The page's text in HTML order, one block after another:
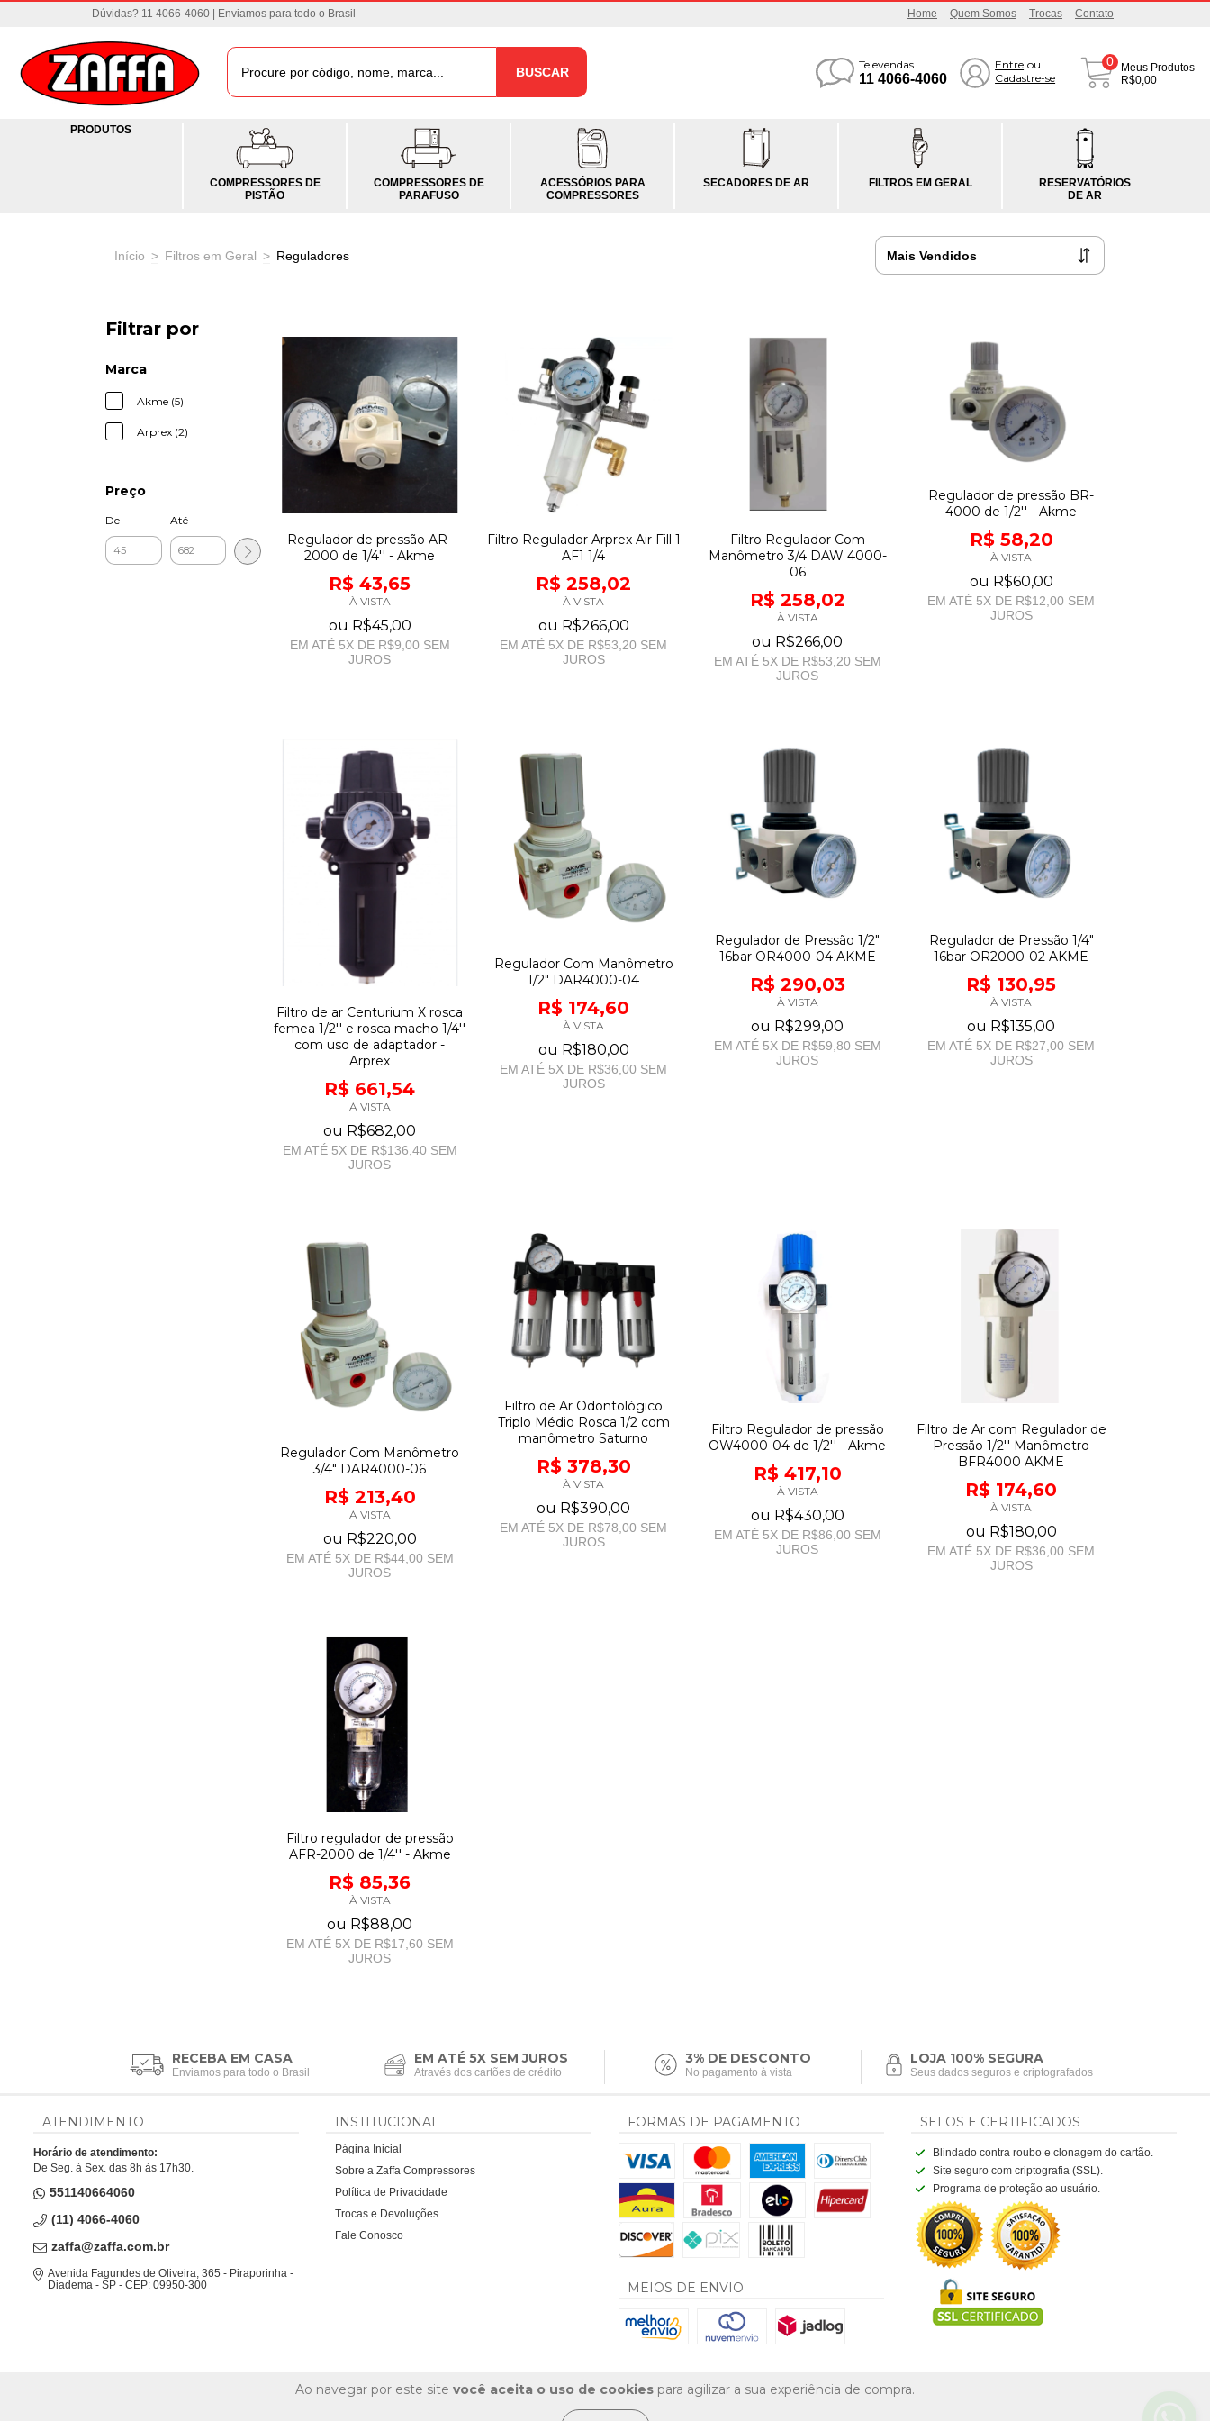
Dúvidas? 11 4066-4060 | Enviamos para todo o Brasil Home Quem Somos Trocas Contato
BUSCAR
Televendas
11 4066-4060
Entre ou
Cadastre-se
0
Meus Produtos
R$0,00
PRODUTOS
COMPRESSORES DE
PISTÃO
COMPRESSORES DE
PARAFUSO
ACESSÓRIOS PARA
COMPRESSORES
SECADORES DE AR FILTROS EM GERAL
RESERVATÓRIOS
DE AR
Ao navegar por este site você aceita o uso de cookies para agilizar a sua experiência de compra.
Início > Filtros em Geral > Reguladores
Filtrar por
Marca
Akme (5)
Arprex (2)
Preço
De Até
Regulador de pressão AR-
2000 de 1/4'' - Akme
R$ 43,65
À VISTA
ou R$45,00
EM ATÉ 5X DE R$9,00 SEM
JUROS
Filtro Regulador Arprex Air Fill 1
AF1 1/4
R$ 258,02
À VISTA
ou R$266,00
EM ATÉ 5X DE R$53,20 SEM
JUROS
Filtro Regulador Com
Manômetro 3/4 DAW 4000-
06
R$ 258,02
À VISTA
ou R$266,00
EM ATÉ 5X DE R$53,20 SEM
JUROS
Regulador de pressão BR-
4000 de 1/2'' - Akme
R$ 58,20
À VISTA
ou R$60,00
EM ATÉ 5X DE R$12,00 SEM
JUROS
Filtro de ar Centurium X rosca
femea 1/2'' e rosca macho 1/4''
com uso de adaptador -
Arprex
R$ 661,54
À VISTA
ou R$682,00
EM ATÉ 5X DE R$136,40 SEM
JUROS
Regulador Com Manômetro
1/2" DAR4000-04
R$ 174,60
À VISTA
ou R$180,00
EM ATÉ 5X DE R$36,00 SEM
JUROS
Regulador de Pressão 1/2"
16bar OR4000-04 AKME
R$ 290,03
À VISTA
ou R$299,00
EM ATÉ 5X DE R$59,80 SEM
JUROS
Regulador de Pressão 1/4"
16bar OR2000-02 AKME
R$ 130,95
À VISTA
ou R$135,00
EM ATÉ 5X DE R$27,00 SEM
JUROS
Regulador Com Manômetro
3/4" DAR4000-06
R$ 213,40
À VISTA
ou R$220,00
EM ATÉ 5X DE R$44,00 SEM
JUROS
Filtro de Ar Odontológico
Triplo Médio Rosca 1/2 com
manômetro Saturno
R$ 378,30
À VISTA
ou R$390,00
EM ATÉ 5X DE R$78,00 SEM
JUROS
Filtro Regulador de pressão
OW4000-04 de 1/2'' - Akme
R$ 417,10
À VISTA
ou R$430,00
EM ATÉ 5X DE R$86,00 SEM
JUROS
Filtro de Ar com Regulador de
Pressão 1/2'' Manômetro
BFR4000 AKME
R$ 174,60
À VISTA
ou R$180,00
EM ATÉ 5X DE R$36,00 SEM
JUROS
Filtro regulador de pressão
AFR-2000 de 1/4'' - Akme
R$ 85,36
À VISTA
ou R$88,00
EM ATÉ 5X DE R$17,60 SEM
JUROS
RECEBA EM CASA
Enviamos para todo o Brasil
EM ATÉ 5X SEM JUROS
Através dos cartões de crédito
3% DE DESCONTO
No pagamento à vista
LOJA 100% SEGURA
Seus dados seguros e criptografados
ATENDIMENTO
Horário de atendimento:
De Seg. à Sex. das 8h às 17h30.
551140664060
(11) 4066-4060
zaffa@zaffa.com.br
Avenida Fagundes de Oliveira, 365 - Piraporinha -
Diadema - SP - CEP: 09950-300
INSTITUCIONAL
Página Inicial
Sobre a Zaffa Compressores
Política de Privacidade
Trocas e Devoluções
Fale Conosco
FORMAS DE PAGAMENTO
MEIOS DE ENVIO
SELOS E CERTIFICADOS
Blindado contra roubo e clonagem do cartão.
Site seguro com criptografia (SSL).
Programa de proteção ao usuário.